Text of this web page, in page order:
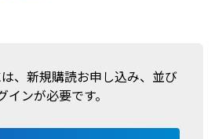
、新規購読お申し込み、並び
インが必要です。